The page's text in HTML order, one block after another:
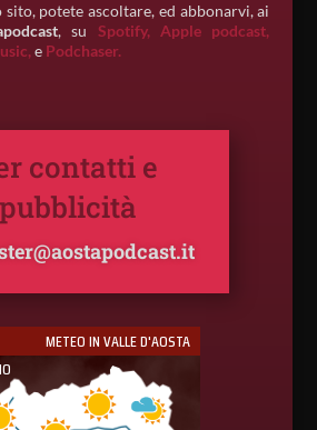
potete ascoltare, ed abbonarvi, ai
, su Spotify, Apple podcast,
e Podchaser.
contatti e
pubblicità